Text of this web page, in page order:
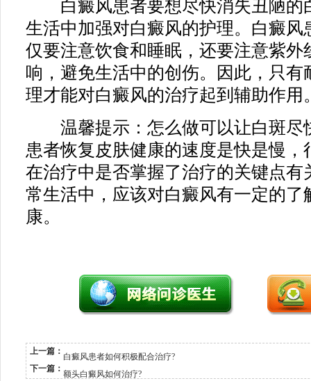
白癜风患者要想尽快消失丑陋的
生活中加强对白癜风的护理。白癜风
仅要注意饮食和睡眠，还要注意紫外
响，避免生活中的创伤。因此，只有
理才能对白癜风的治疗起到辅助作用
温馨提示：怎么做可以让白斑尽
患者恢复皮肤健康的速度是快是慢，
在治疗中是否掌握了治疗的关键点有
常生活中，应该对白癜风有一定的了
康。
上一篇： 白癜风患者如何积极配合治疗?
下一篇： 额头白癜风如何治疗?